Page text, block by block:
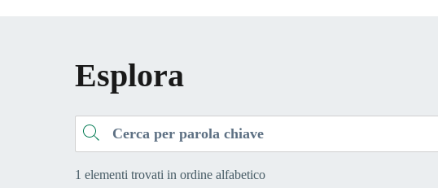
Esplora
Cerca
1 elementi trovati in ordine alfabetico